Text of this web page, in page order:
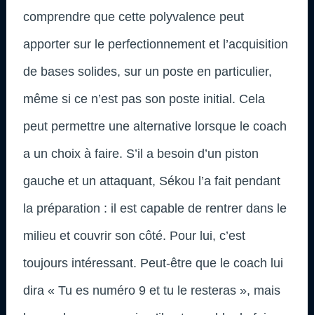
comprendre que cette polyvalence peut
apporter sur le perfectionnement et l’acquisition
de bases solides, sur un poste en particulier,
même si ce n’est pas son poste initial. Cela
peut permettre une alternative lorsque le coach
a un choix à faire. S’il a besoin d’un piston
gauche et un attaquant, Sékou l’a fait pendant
la préparation : il est capable de rentrer dans le
milieu et couvrir son côté. Pour lui, c’est
toujours intéressant. Peut-être que le coach lui
dira « Tu es numéro 9 et tu le resteras », mais